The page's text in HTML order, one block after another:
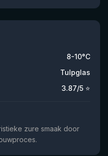
8-10°C
Tulpglas
3.87/5 ⭐
zure smaak door